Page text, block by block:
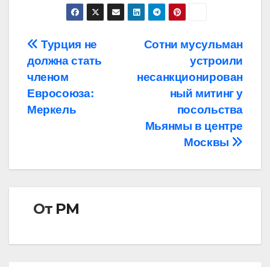
Навигация
по
записям
Сотни мусульман
устроили
несанкционирован
ный митинг у
посольства
Мьянмы в центре
Москвы
Турция не
должна стать
членом
Евросоюза:
Меркель
От РМ